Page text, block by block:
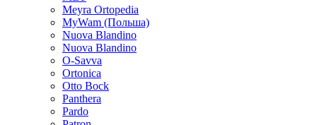
Meyra Ortopedia
MyWam (Польша)
Nuova Blandino
Nuova Blandino
O-Savva
Ortonica
Otto Bock
Panthera
Pardo